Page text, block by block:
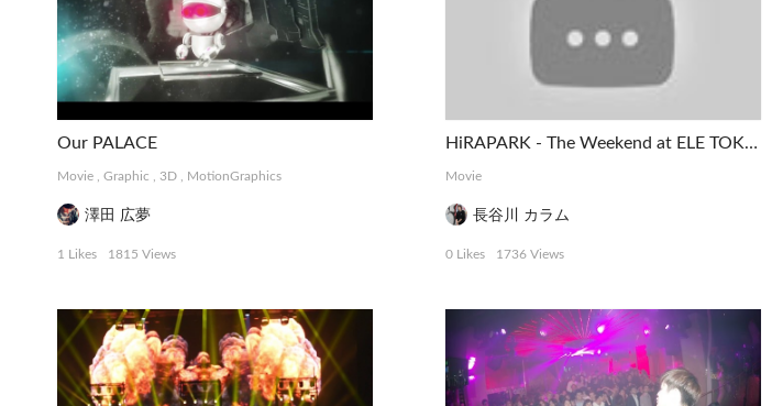
Our PALACE
Movie ,Graphic 3D MotionGraphics
澤田 広夢
1 Likes 1815 Views
HiRAPARK - The Weekend at ELE TOKYO
Movie
長谷川 カラム
0 Likes 1736 Views